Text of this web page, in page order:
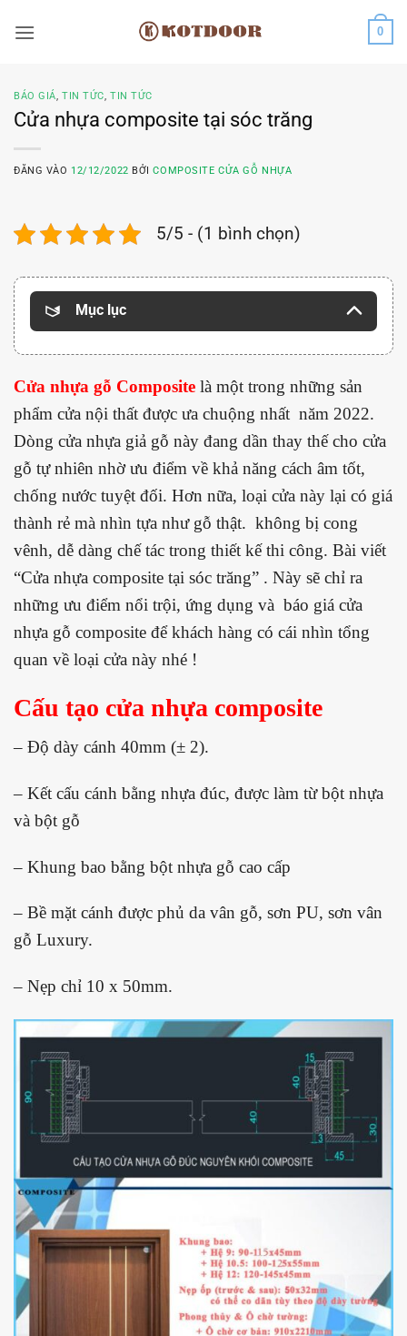
qua
0
BÁO GIÁ,TIN TỨC,TIN TỨC
Cửa nhựa composite tại sóc trăng
ĐĂNG VÀO 12/12/2022 BỞICOMPOSITE CỬA GỖ NHỰA
5/5 - (1 bình chọn)
Mục lục
Cửa nhựa gỗ Composite là một trong những sản
phẩm cửa nội thất được ưa chuộng nhất năm 2022.
Dòng cửa nhựa giả gỗ này đang dần thay thế cho cửa
gỗ tự nhiên nhờ ưu điểm về khả năng cách âm tốt,
chống nước tuyệt đối. Hơn nữa, loại cửa này lại có giá
thành rẻ mà nhìn tựa như gỗ thật. không bị cong
vênh, dễ dàng chế tác trong thiết kế thi công. Bài viết
“Cửa nhựa composite tại sóc trăng” . Này sẽ chỉ ra
những ưu điểm nổi trội, ứng dụng và báo giá cửa
nhựa gỗ composite để khách hàng có cái nhìn tổng
quan về loại cửa này nhé !
Cấu tạo cửa nhựa composite
– Độ dày cánh 40mm (± 2).
– Kết cấu cánh bằng nhựa đúc, được làm từ bột nhựa
và bột gỗ
– Khung bao bằng bột nhựa gỗ cao cấp
– Bề mặt cánh được phủ da vân gỗ, sơn PU, sơn vân
gỗ Luxury.
– Nẹp chỉ 10 x 50mm.